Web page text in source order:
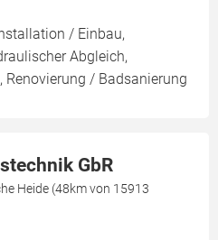
/ Einbau,
Abgleich,
Renovierung / Badsanierung
GbR
Heide (48km von 15913